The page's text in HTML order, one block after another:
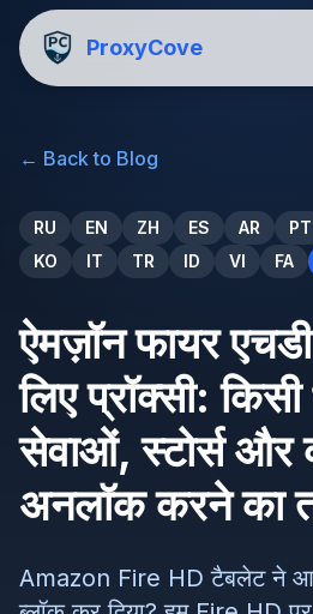
ProxyCove
← Back to Blog
RU EN ZH ES AR PT
KO
IT TR ID VI FA
ऐमज़ॉन फायर
लिए प्रॉक्सी:
सेवाओं, स्टोर्स
अनलॉक करने का
Amazon Fire HD टैबलेट ने